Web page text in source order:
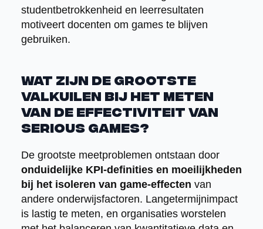
studentbetrokkenheid en leerresultaten
motiveert docenten om games te blijven
gebruiken.
Wat zijn de grootste
valkuilen bij het meten
van de effectiviteit van
serious games?
De grootste meetproblemen ontstaan door
onduidelijke KPI-definities en moeilijkheden
bij het isoleren van game-effecten van
andere onderwijsfactoren. Langetermijnimpact
is lastig te meten, en organisaties worstelen